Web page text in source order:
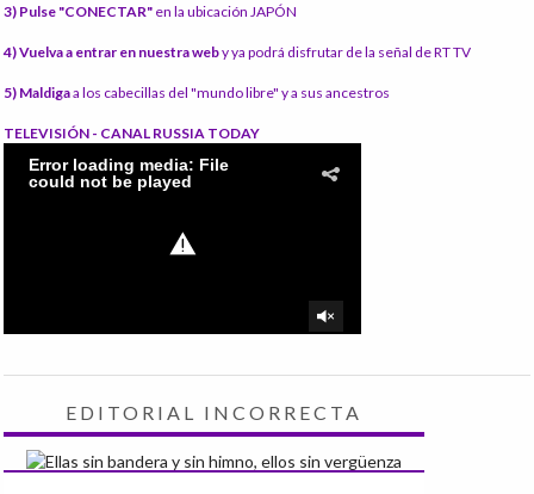
3) Pulse "CONECTAR" en la ubicación JAPÓN
4) Vuelva a entrar en nuestra weby ya podrá disfrutar de la señal de RT TV
5) Maldigaa los cabecillas del "mundo libre" y a sus ancestros
TELEVISIÓN - CANAL RUSSIA TODAY
EDITORIAL INCORRECTA